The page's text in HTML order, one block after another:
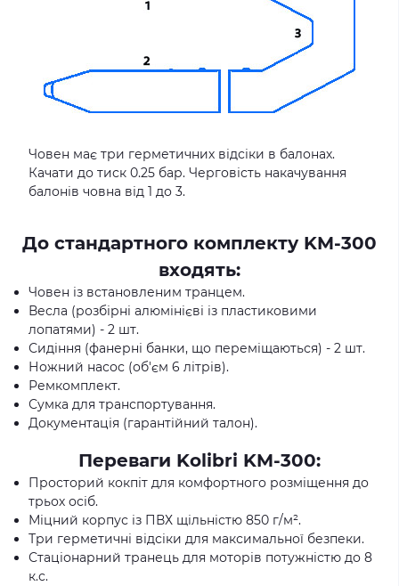
Човен має три герметичних відсіки в балонах.
Качати до тиск 0.25 бар. Черговість накачування
балонів човна від 1 до 3.
До стандартного комплекту KM-300
входять:
Човен із встановленим транцем.
Весла (розбірні алюмінієві із пластиковими
лопатями) - 2 шт.
Сидіння (фанерні банки, що переміщаються) - 2 шт.
Ножний насос (об'єм 6 літрів).
Ремкомплект.
Сумка для транспортування.
Документація (гарантійний талон).
Переваги Kolibri KM-300:
Просторий кокпіт для комфортного розміщення до
трьох осіб.
Міцний корпус із ПВХ щільністю 850 г/м².
Три герметичні відсіки для максимальної безпеки.
Стаціонарний транець для моторів потужністю до 8
к.с.